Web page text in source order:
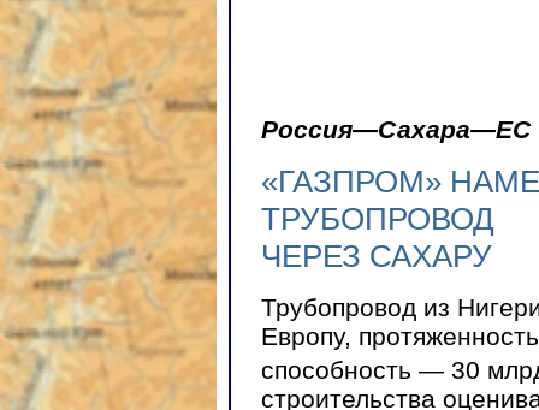
Россия—Сахара—ЕС
«ГАЗПРОМ»
ТРУБОПРОВОД
ЧЕРЕЗ САХАРУ
Трубопровод из
Европу,
способность — 30
строительства